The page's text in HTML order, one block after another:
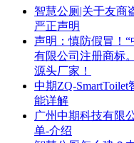
智慧公厕|关于友商
严正声明
声明：慎防假冒！“
有限公司注册商标
源头厂家！
中期ZQ-
能详解
广州中期科技有限
单-介绍